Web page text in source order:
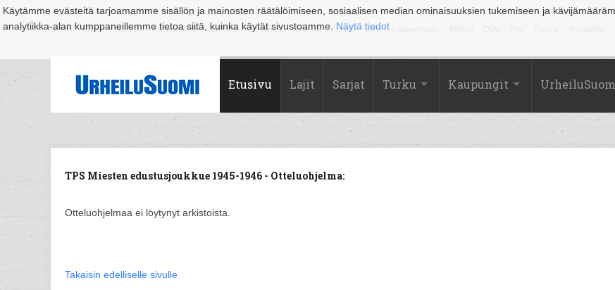
Käytämme evästeitä tarjoamamme sisällön ja mainosten räätälöimiseen, sosiaalisen median ominaisuuksien tukemiseen ja
analytiikka-alan kumppaneillemme tietoa siitä, kuinka käytät sivustoamme. Näytä tiedot
Suomi Espoo Helsinki Hämeenlinna Joensuu Jyväskylä Kouvola Kuopio Lahti
Etusivu Lajit Sarjat Turku Kaupungit
TPS Miesten edustusjoukkue 1945-1946 - Otteluohjelma:
Otteluohjelmaa ei löytynyt arkistoista.
Takaisin edelliselle sivulle